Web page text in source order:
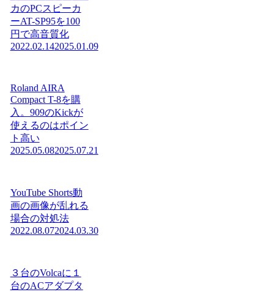
カのPCスピーカ
ーAT-SP95を100
円で高音質化
2022.02.142025.01.09
Roland AIRA
Compact T-8を購
入。909のKickが
使えるのはポイン
ト高い
2025.05.082025.07.21
YouTube Shorts動
画の画像が乱れる
場合の対処法
2022.08.072024.03.30
３台のVolcaに１
台のACアダプタ